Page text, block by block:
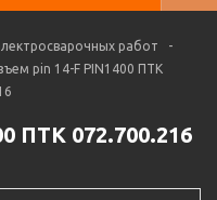
работ
-
pin 14-F PIN1400 ПТК
ПТК 072.700.216